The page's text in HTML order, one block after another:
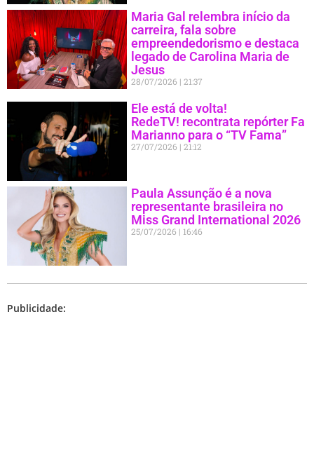
Maria Gal relembra início da
carreira, fala sobre
empreendedorismo e destaca
legado de Carolina Maria de
Jesus
28/07/2026 21:37
Ele está de volta!
RedeTV! recontrata repórter Fa
Marianno para o “TV Fama”
27/07/2026 21:12
Paula Assunção é a nova
representante brasileira no
Miss Grand International 2026
25/07/2026 16:46
Publicidade: